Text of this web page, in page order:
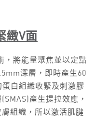
緻V面
，將能量聚焦並以定點
深層，即時產生60
白組織收緊及刺激膠
產生提拉效應，
組織，所以激活肌腱